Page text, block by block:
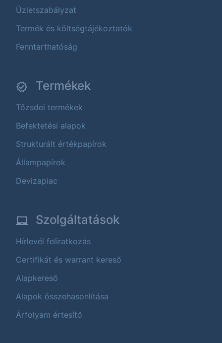
Üzletszabályzat
Termék és költségtájékoztatók
Fenntarthatóság
Termékek
Tőzsdei termékek
Befektetési alapok
Strukturált értékpapírok
Állampapírok
Devizapiac
Szolgáltatások
Hírlevél feliratkozás
Certifikát és warrant kereső
Alapkereső
Alapok összehasonlítása
Árfolyam értesítő